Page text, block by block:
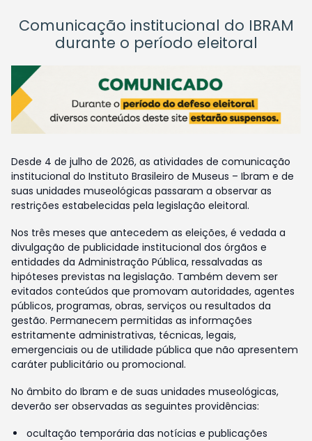
Comunicação institucional do IBRAM
durante o período eleitoral
Desde 4 de julho de 2026, as atividades de comunicação
institucional do Instituto Brasileiro de Museus – Ibram e de
suas unidades museológicas passaram a observar as
restrições estabelecidas pela legislação eleitoral.
Nos três meses que antecedem as eleições, é vedada a
divulgação de publicidade institucional dos órgãos e
entidades da Administração Pública, ressalvadas as
hipóteses previstas na legislação. Também devem ser
evitados conteúdos que promovam autoridades, agentes
públicos, programas, obras, serviços ou resultados da
gestão. Permanecem permitidas as informações
estritamente administrativas, técnicas, legais,
emergenciais ou de utilidade pública que não apresentem
caráter publicitário ou promocional.
No âmbito do Ibram e de suas unidades museológicas,
deverão ser observadas as seguintes providências:
ocultação temporária das notícias e publicações